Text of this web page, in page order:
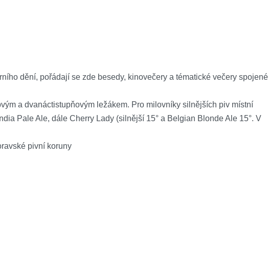
dění, pořádají se zde besedy, kinovečery a tématické večery spojené
a dvanáctistupňovým ležákem. Pro milovníky silnějších piv místní
Pale Ale, dále Cherry Lady (silnější 15° a Belgian Blonde Ale 15°. V
pivní koruny